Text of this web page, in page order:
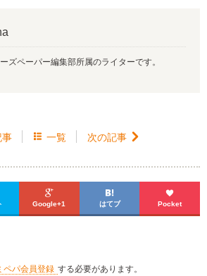
ズペーパー編集部所属のライターです。
事  一覧 次の記事 

Google+1

はてブ

Pocket
ペパ会員登録 する必要があります。